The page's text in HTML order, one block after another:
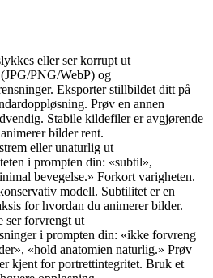
eller ser korrupt ut
PNG/WebP) og
Eksporter stillbildet ditt på
Prøv en annen
Stabile kildefiler er avgjørende
bilder rent.
eller unaturlig ut
i prompten din: «subtil»,
bevegelse.» Forkort varigheten.
modell. Subtilitet er en
for hvordan du animerer bilder.
ser forvrengt ut
i prompten din: «ikke forvreng
«hold anatomien naturlig.» Prøv
kjent for portrettintegritet. Bruk et